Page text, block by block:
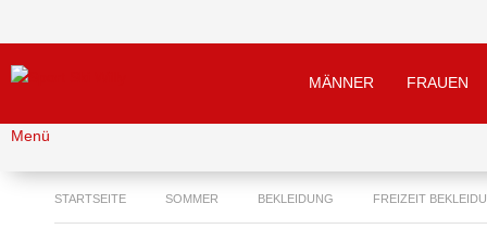
MÄNNER FRAUEN
Menü
STARTSEITE SOMMER BEKLEIDUNG FREIZEIT